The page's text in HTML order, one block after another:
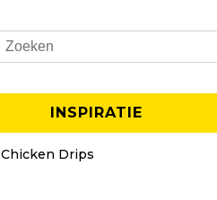
Search
INSPIRATIE
Chicken Drips